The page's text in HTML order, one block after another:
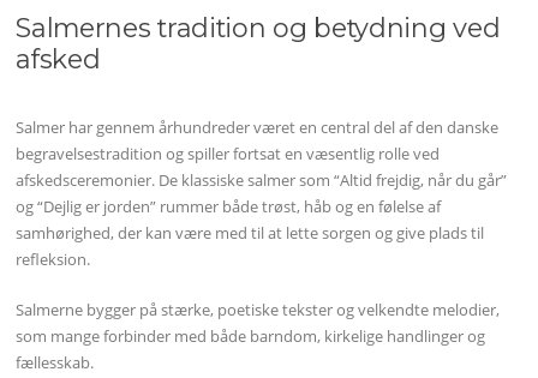
Salmernes tradition og betydning ved
afsked
Salmer har gennem århundreder været en central del af den danske
begravelsestradition og spiller fortsat en væsentlig rolle ved
afskedsceremonier. De klassiske salmer som “Altid frejdig, når du går”
og “Dejlig er jorden” rummer både trøst, håb og en følelse af
samhørighed, der kan være med til at lette sorgen og give plads til
refleksion.
Salmerne bygger på stærke, poetiske tekster og velkendte melodier,
som mange forbinder med både barndom, kirkelige handlinger og
fællesskab.